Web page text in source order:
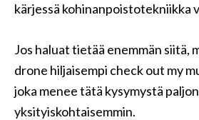
kärjessä kohinanpoistotekniikka
Jos haluat tietää enemmän siitä,
drone hiljaisempi check out my
joka menee tätä kysymystä paljon
yksityiskohtaisemmin.